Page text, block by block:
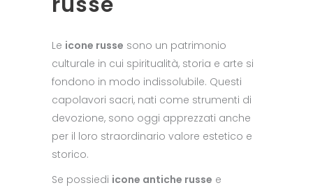
Le icone russe sono un patrimonio
culturale in cui spiritualità, storia e arte si
fondono in modo indissolubile. Questi
capolavori sacri, nati come strumenti di
devozione, sono oggi apprezzati anche
per il loro straordinario valore estetico e
storico.
Se possiedi icone antiche russe e